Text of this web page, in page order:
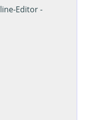
Editor -